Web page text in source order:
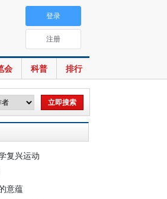
会 科普 排行
登录
注册
复兴运动
意蕴